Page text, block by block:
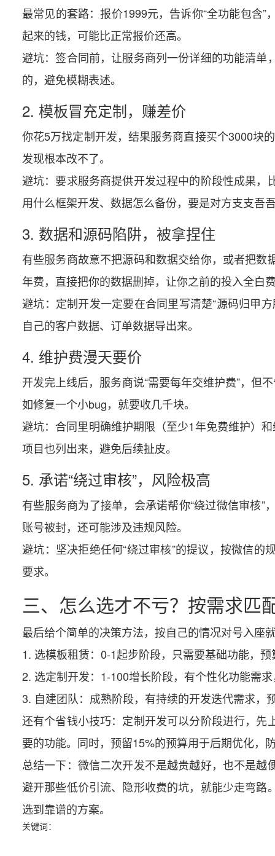
最常见的套路：报价1999元，告诉你“全功能包含”
起来的钱，可能比正常报价还高。
避坑：签合同前，让服务商列一份详细的功能清
的，避免模糊表述。
2. 模板冒充定制，赚差价
你花5万找定制开发，结果服务商直接买个3000块
发现根本改不了。
避坑：要求服务商提供开发过程中的阶段性成果
用什么框架开发、数据怎么备份，要是对方支支吾
3. 数据和源码陷阱，被拿捏住
有些服务商故意不把源码和数据交给你，或者把
年费，直接把你的数据删掉，让你之前的投入全白
避坑：定制开发一定要在合同里写清楚“源码归甲
自己的客户数据、订单数据导出来。
4. 维护费漫天要价
开发完上线后，服务商说“需要每年交维护费”，但
如修复一个小bug，就要收几千块。
避坑：合同里明确维护期限（至少1年免费维护）
项目也列出来，避免后续扯皮。
5. 承诺“绕过审核”，风险极高
有些服务商为了接单，会承诺帮你“绕过微信审核
账号被封，还可能涉及违规风险。
避坑：坚决拒绝任何“绕过审核”的提议，按微信
要求。
三、怎么选才不亏？按需求匹
最后给个简单的决策方法，按自己的情况对号入座
1. 选模板租赁：0-1起步阶段，只需要基础功能，
2. 选定制开发：1-100增长阶段，有个性化功能需
3. 自建团队：成熟阶段，有持续的开发迭代需求，
还有个省钱小技巧：定制开发可以分阶段进行，
要的功能。同时，预留15%的预算用于后期优化，
总结一下：微信二次开发不是越贵越好，也不是
避开那些低价引流、隐形收费的坑，就能少走弯
选到靠谱的方案。
关键词：